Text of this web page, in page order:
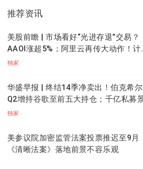
权利金不上涨，一直在贬值，那中间
损而且可能需要追加保证金。不想
仓。
一句话概括卖方：盈利有限亏损无
金。
期权交易买卖双方总体是公平的，一
并不存在买方和卖方哪方更好的说法。
期权行权
上文提到，期权的买卖双方，一个
推荐资讯
美股前瞻 | 市场看好“光进存退”交易？
AAOI涨超5%；阿里云再传大动作！计
将数据中心产能提升超200%
独家
华盛早报 | 终结14季净卖出！伯克希尔
Q2增持谷歌至前五大持仓；千亿私募
林Q2清仓英伟达等美股科技股；马斯克
独家
美参议院加密监管法案投票推迟至9月
《清晰法案》落地前景不容乐观